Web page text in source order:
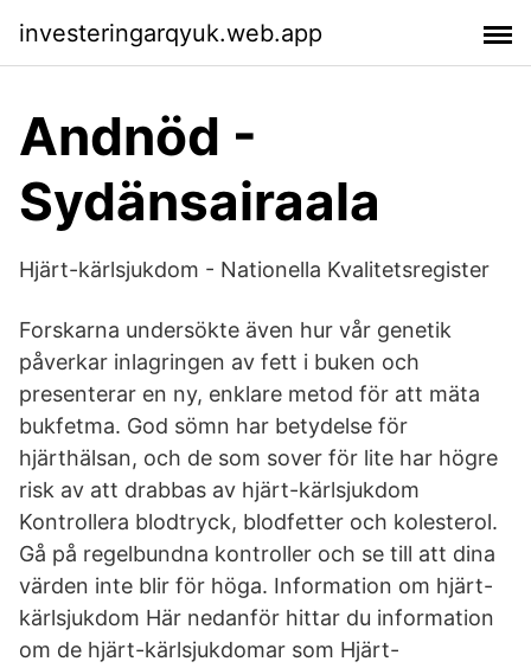
investeringarqyuk.web.app
Andnöd -
Sydänsairaala
Hjärt-kärlsjukdom - Nationella Kvalitetsregister
Forskarna undersökte även hur vår genetik
påverkar inlagringen av fett i buken och
presenterar en ny, enklare metod för att mäta
bukfetma. God sömn har betydelse för
hjärthälsan, och de som sover för lite har högre
risk av att drabbas av hjärt-kärlsjukdom
Kontrollera blodtryck, blodfetter och kolesterol.
Gå på regelbundna kontroller och se till att dina
värden inte blir för höga. Information om hjärt-
kärlsjukdom Här nedanför hittar du information
om de hjärt-kärlsjukdomar som Hjärt-